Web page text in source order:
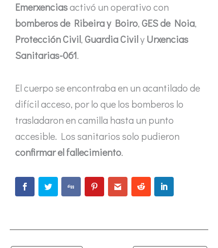
Emerxenciasactivó un operativo con
bomberos de Ribeira y Boiro,GES de Noia,
Protección Civil,Guardia CivilyUrxencias
Sanitarias-061.
El cuerpo se encontraba en un acantilado de
difícil acceso, por lo que los bomberos lo
trasladaron en camilla hasta un punto
accesible. Los sanitarios solo pudieron
confirmar el fallecimiento.